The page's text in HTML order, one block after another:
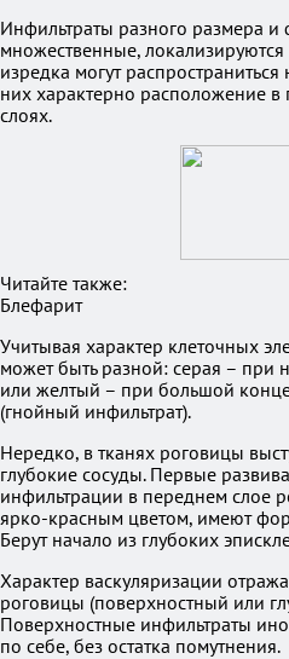
Инфильтраты разного размера
множественные, локализируются
изредка могут
них характерно расположение
слоях.
Читайте также:
Блефарит
Учитывая характер клеточных
может быть разной: серая – при
или желтый – при большой
(гнойный инфильтрат).
Нередко, в тканях роговицы
глубокие сосуды. Первые
инфильтрации в переднем слое
ярко-красным цветом, имеют
Берут начало из глубоких
Характер васкуляризации
роговицы (поверхностный или
Поверхностные инфильтраты
по себе, без остатка помутнения.